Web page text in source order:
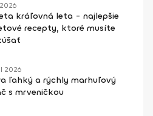
kráľovná leta - najlepšie
recepty, ktoré musíte
2026
ľahký a rýchly marhuľový
s mrveničkou